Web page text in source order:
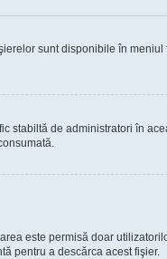
sunt disponibile în
stabiltă de administratori în
este permisă doar
pentru a descărca acest fişier.